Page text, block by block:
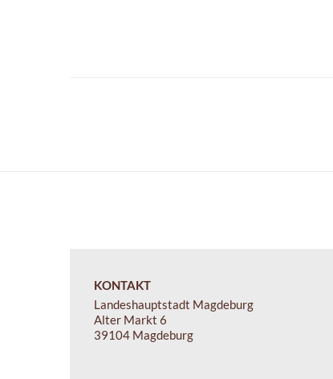
KONTAKT
Landeshauptstadt Magdeburg
Alter Markt 6
39104 Magdeburg